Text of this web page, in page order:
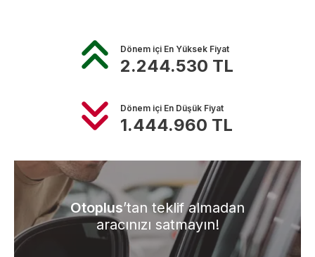
Dönem içi En Yüksek Fiyat
2.244.530 TL
Dönem içi En Düşük Fiyat
1.444.960 TL
Otoplus’tan teklif almadan
aracınızı satmayın!